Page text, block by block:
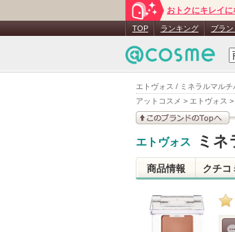
エトヴォス / ミネラルマル
アットコスメ > エトヴォス >
おトクにキレイに
TOP ランキング ブラン
このブランドの情報を
エトヴォス ミネ
商品情報 クチコ